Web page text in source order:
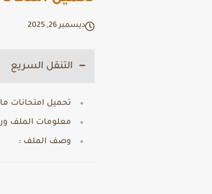
ديسمبر 26, 2025
التنقل السريع
تحميل امتحانات ماث
معلومات الملف
وصف الملف :